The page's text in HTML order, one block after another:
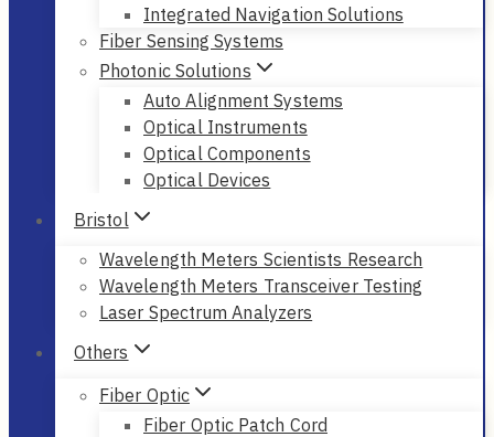
Integrated Navigation Solutions
Fiber Sensing Systems
Photonic Solutions
Auto Alignment Systems
Optical Instruments
Optical Components
Optical Devices
Bristol
Wavelength Meters Scientists Research
Wavelength Meters Transceiver Testing
Laser Spectrum Analyzers
Others
Fiber Optic
Fiber Optic Patch Cord